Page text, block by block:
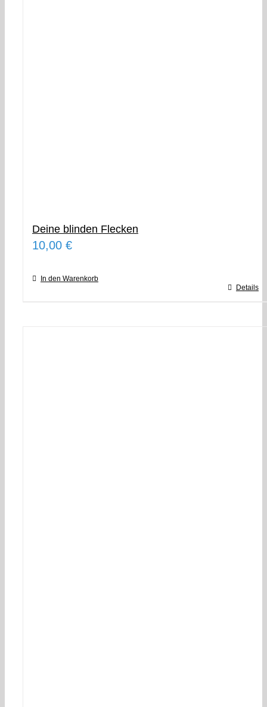
Deine blinden Flecken
10,00 €
In den Warenkorb
Details